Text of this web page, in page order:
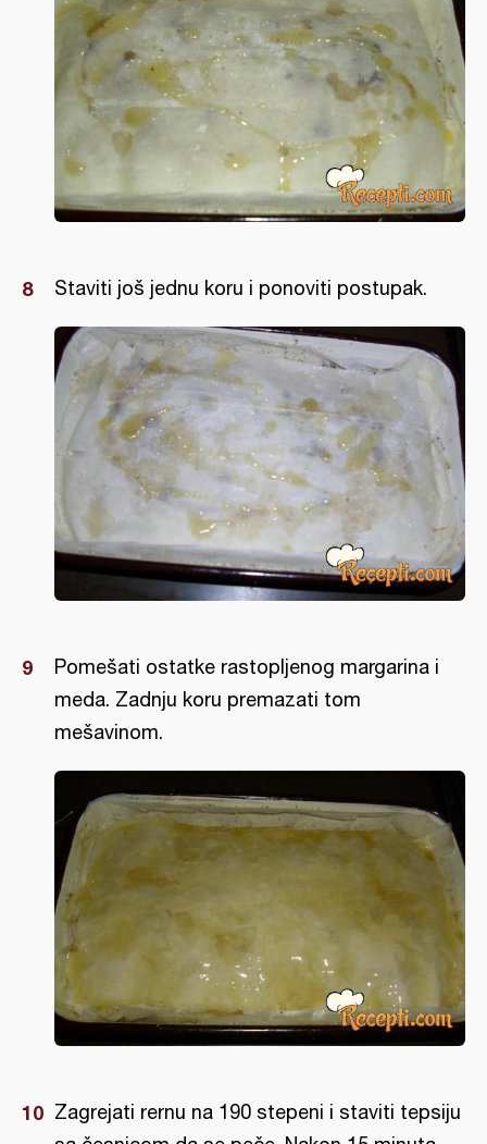
Staviti još jednu koru i ponoviti postupak.
Pomešati ostatke rastopljenog margarina i
meda. Zadnju koru premazati tom
mešavinom.
Zagrejati rernu na 190 stepeni i staviti tepsiju